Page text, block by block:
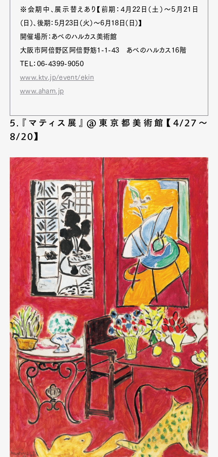
※会期中、展示替えあり【前期：4月22日（土）～5月21日
（日）、後期：5月23日（火）～6月18日（日）】
開催場所：あべのハルカス美術館
大阪市阿倍野区阿倍野筋1-1-43 あべのハルカス16階
TEL：06-4399-9050
www.ktv.jp/event/ekin
www.aham.jp
5.『マティス展』@東京都美術館【4/27～
8/20】